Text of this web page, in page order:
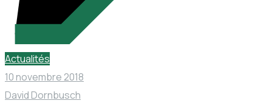
Actualités
10 novembre 2018
David Dornbusch